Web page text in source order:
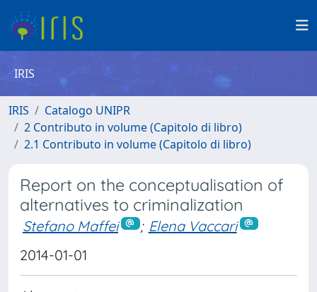
IRIS
IRIS
Catalogo UNIPR
2 Contributo in volume (Capitolo di libro)
2.1 Contributo in volume (Capitolo di libro)
Report on the conceptualisation of
alternatives to criminalization
Stefano Maffei ; Elena Vaccari
2014-01-01